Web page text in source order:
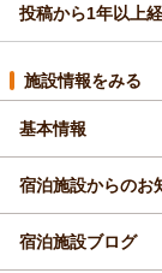
今後もご機会が
ります。
投稿から1年以上
施設情報をみる
基本情報
宿泊施設からのお
宿泊施設ブログ